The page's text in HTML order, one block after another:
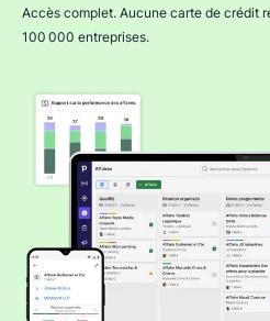
Accès complet. Aucune carte de crédit
100 000 entreprises.